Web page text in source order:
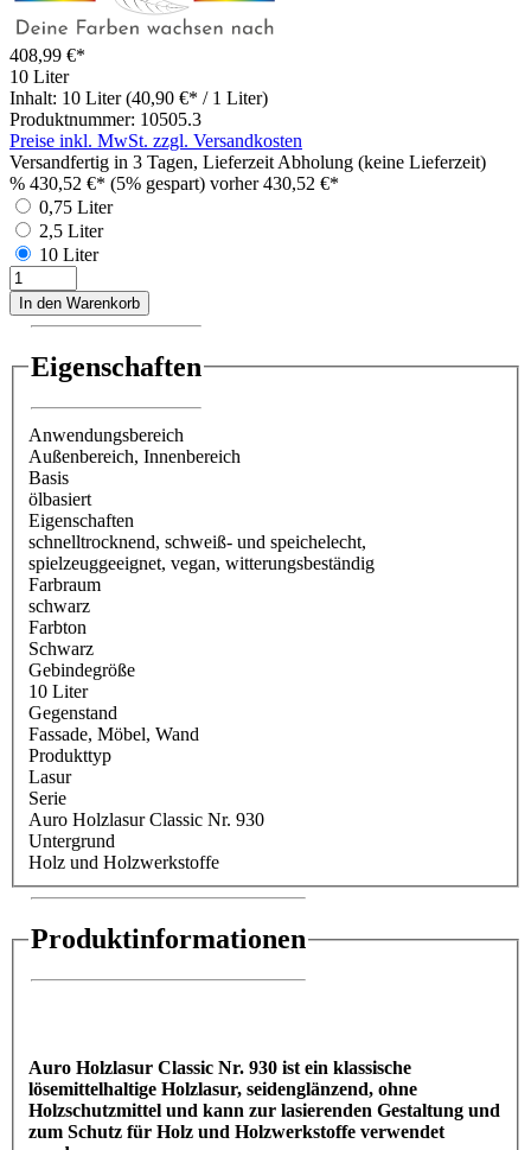
408,99 €*
10 Liter
Inhalt: 10 Liter (40,90 €* / 1 Liter)
Produktnummer: 10505.3
Preise inkl. MwSt. zzgl. Versandkosten
Versandfertig in 3 Tagen, Lieferzeit Abholung (keine Lieferzeit)
% 430,52 €* (5% gespart) vorher 430,52 €*
0,75 Liter
2,5 Liter
10 Liter
In den Warenkorb
Eigenschaften
Anwendungsbereich
Außenbereich, Innenbereich
Basis
ölbasiert
Eigenschaften
schnelltrocknend, schweiß- und speichelecht,
spielzeuggeeignet, vegan, witterungsbeständig
Farbraum
schwarz
Farbton
Schwarz
Gebindegröße
10 Liter
Gegenstand
Fassade, Möbel, Wand
Produkttyp
Lasur
Serie
Auro Holzlasur Classic Nr. 930
Untergrund
Holz und Holzwerkstoffe
Produktinformationen
Auro Holzlasur Classic Nr. 930 ist ein klassische
lösemittelhaltige Holzlasur, seidenglänzend, ohne
Holzschutzmittel und kann zur lasierenden Gestaltung und
zum Schutz für Holz und Holzwerkstoffe verwendet